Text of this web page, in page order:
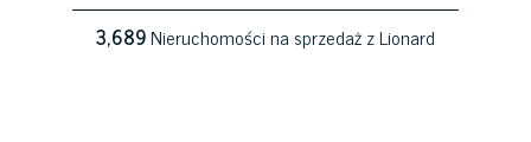
3,689Nieruchomości na sprzedaż z Lionard